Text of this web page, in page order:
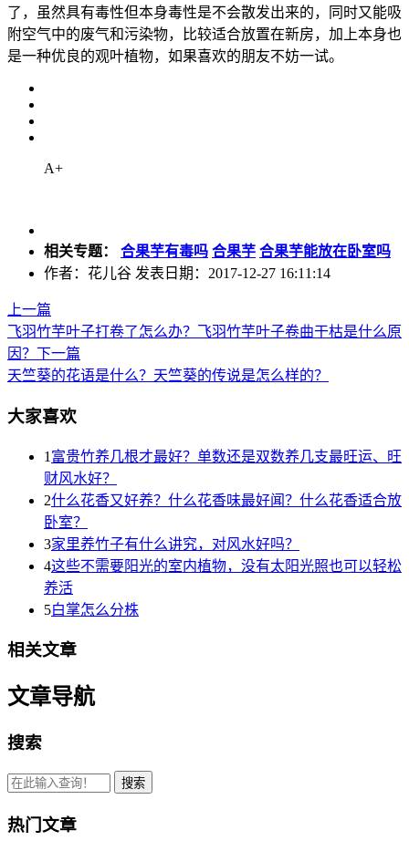
了，虽然具有毒性但本身毒性是不会散发出来的，同时又能吸
附空气中的废气和污染物，比较适合放置在新房，加上本身也
是一种优良的观叶植物，如果喜欢的朋友不妨一试。
A+
相关专题： 合果芋有毒吗 合果芋 合果芋能放在卧室吗
作者：花儿谷 发表日期：2017-12-27 16:11:14
上一篇
飞羽竹芋叶子打卷了怎么办？飞羽竹芋叶子卷曲干枯是什么原
因？ 下一篇
天竺葵的花语是什么？天竺葵的传说是怎么样的？
大家喜欢
1 富贵竹养几根才最好？单数还是双数养几支最旺运、旺
财风水好？
2什么花香又好养？什么花香味最好闻？什么花香适合放
卧室？
3家里养竹子有什么讲究，对风水好吗？
4这些不需要阳光的室内植物，没有太阳光照也可以轻松
养活
5白掌怎么分株
相关文章
文章导航
搜索
热门文章